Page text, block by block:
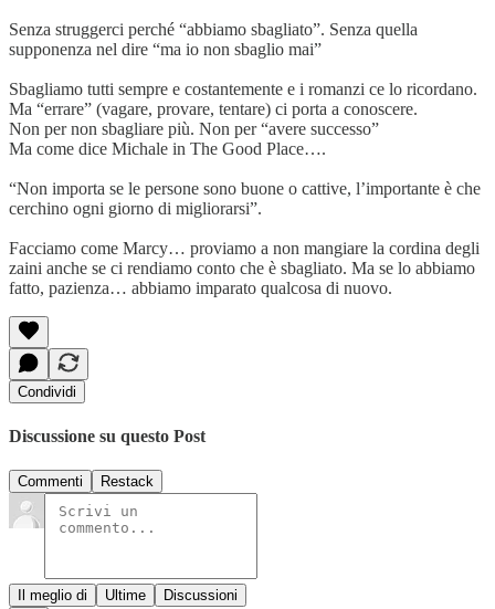
Senza struggerci perché “abbiamo sbagliato”. Senza quella
supponenza nel dire “ma io non sbaglio mai”
Sbagliamo tutti sempre e costantemente e i romanzi ce lo ricordano.
Ma “errare” (vagare, provare, tentare) ci porta a conoscere.
Non per non sbagliare più. Non per “avere successo”
Ma come dice Michale in The Good Place….
“Non importa se le persone sono buone o cattive, l’importante è che
cerchino ogni giorno di migliorarsi”.
Facciamo come Marcy… proviamo a non mangiare la cordina degli
zaini anche se ci rendiamo conto che è sbagliato. Ma se lo abbiamo
fatto, pazienza… abbiamo imparato qualcosa di nuovo.
Condividi
Discussione su questo Post
Commenti Restack
Il meglio di Ultime Discussioni